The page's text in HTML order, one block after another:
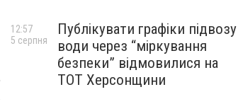
Публікувати графіки підвозу
води через “міркування
безпеки” відмовилися на
ТОТ Херсонщини
12:57
5 серпня